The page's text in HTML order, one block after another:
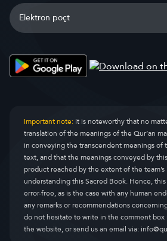
Important note:It is noteworthy that no
translation of the meanings of the Qur’an
in conveying the transcendent meanings of
text, and that the meanings conveyed by
product reached by the extent of the
understanding this Sacred Book. Hence,
error-free, as is the case with any human
any remarks or recommendations
do not hesitate to write in the comment box
the website, or send us an email via: